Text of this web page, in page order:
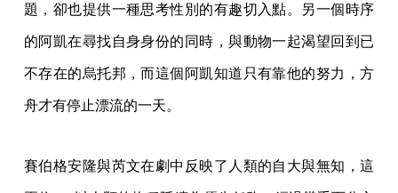
題，卻也提供一種思考性別的有趣切入點。另一個時序
的阿凱在尋找自身身份的同時，與動物一起渴望回到已
不存在的烏托邦，而這個阿凱知道只有靠他的努力，方
舟才有停止漂流的一天。
賽伯格安隆與芮文在劇中反映了人類的自大與無知，這